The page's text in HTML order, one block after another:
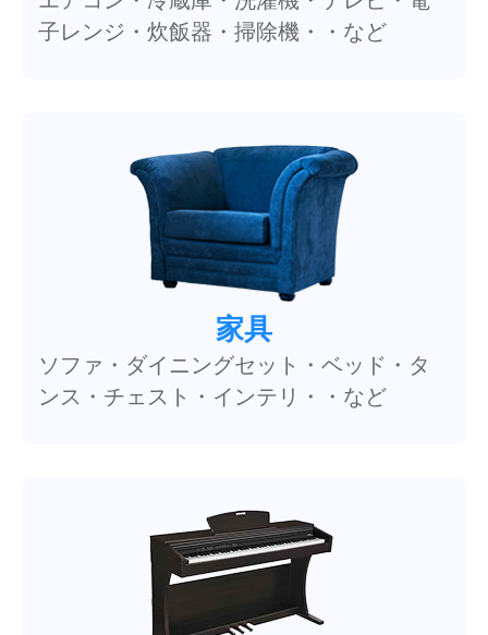
子レンジ・炊飯器・掃除機・・など
家具
ソファ・ダイニングセット・ベッド・タ
ンス・チェスト・インテリ・・など